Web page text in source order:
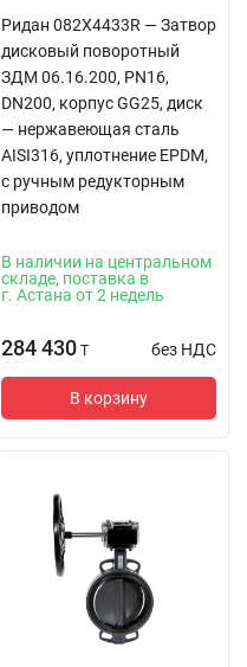
Ридан 082X4433R — Затвор
дисковый поворотный
ЗДМ 06.16.200, PN16,
DN200, корпус GG25, диск
— нержавеющая сталь
AISI316, уплотнение EPDM,
с ручным редукторным
приводом
В наличии на центральном
складе, поставка в
г. Астана от 2 недель
284 430 T без НДС
В корзину